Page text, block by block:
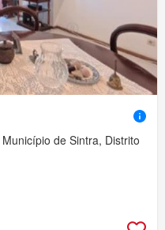
de Sintra, Distrito